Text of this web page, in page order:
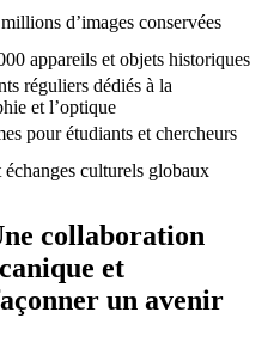
d’images conservées
appareils et objets historiques
réguliers dédiés à la
et l’optique
pour étudiants et chercheurs
échanges culturels globaux
collaboration
et
un avenir